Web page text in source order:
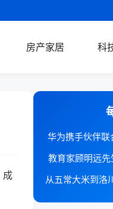
房产家居 科
成
华为携手伙伴
教育家顾明远